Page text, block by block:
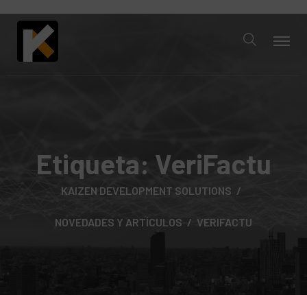
Etiqueta: VeriFactu
KAIZEN DEVELOPMENT SOLUTIONS
NOVEDADES Y ARTÍCULOS VERIFACTU